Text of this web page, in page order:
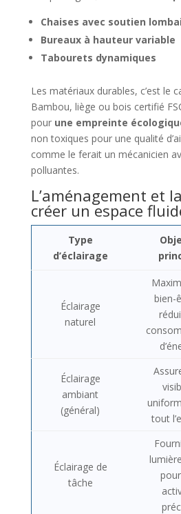
Chaises avec soutien
Bureaux à hauteur variable
Tabourets dynamiques
Les matériaux durables, c’est le
Bambou, liège ou bois certifié
pour une empreinte
non toxiques pour une qualité
comme le ferait un mécanicien
polluantes.
L’aménagement et
créer un espace
Type
d’éclairage
Éclairage
naturel
bien-
Éclairage
ambiant
(général)
tout
Éclairage de
tâche